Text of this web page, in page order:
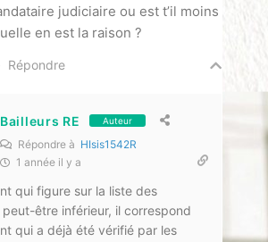
judiciaire ou est t’il moins
en est la raison ?
Répondre
Bailleurs RE Auteur
Répondre à HIsis1542R
1 année il y a
qui figure sur la liste des
être inférieur, il correspond
qui a déjà été vérifié par les